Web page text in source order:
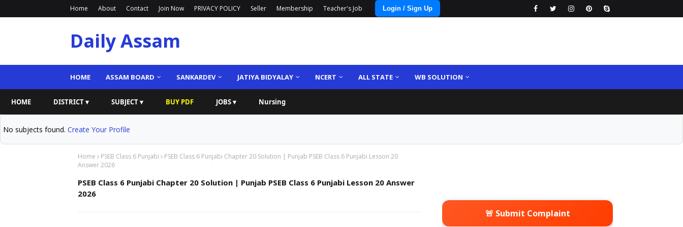
Home About Contact Join Now PRIVACY POLICY Seller Membership Teacher's Job Login / Sign Up
Daily Assam
HOME ASSAM BOARD SANKARDEV JATIYA BIDYALAY NCERT ALL STATE WB SOLUTION
HOME DISTRICT ▾ SUBJECT ▾ BUY PDF JOBS ▾ Nursing
No subjects found. Create Your Profile
Home PSEB Class 6 Punjabi
PSEB Class 6 Punjabi Chapter 20 Solution | Punjab PSEB Class 6 Punjabi Lesson 20
Answer 2026
PSEB Class 6 Punjabi Chapter 20 Solution | Punjab PSEB Class 6 Punjabi Lesson 20 Answer
2026
🚨 Submit Complaint